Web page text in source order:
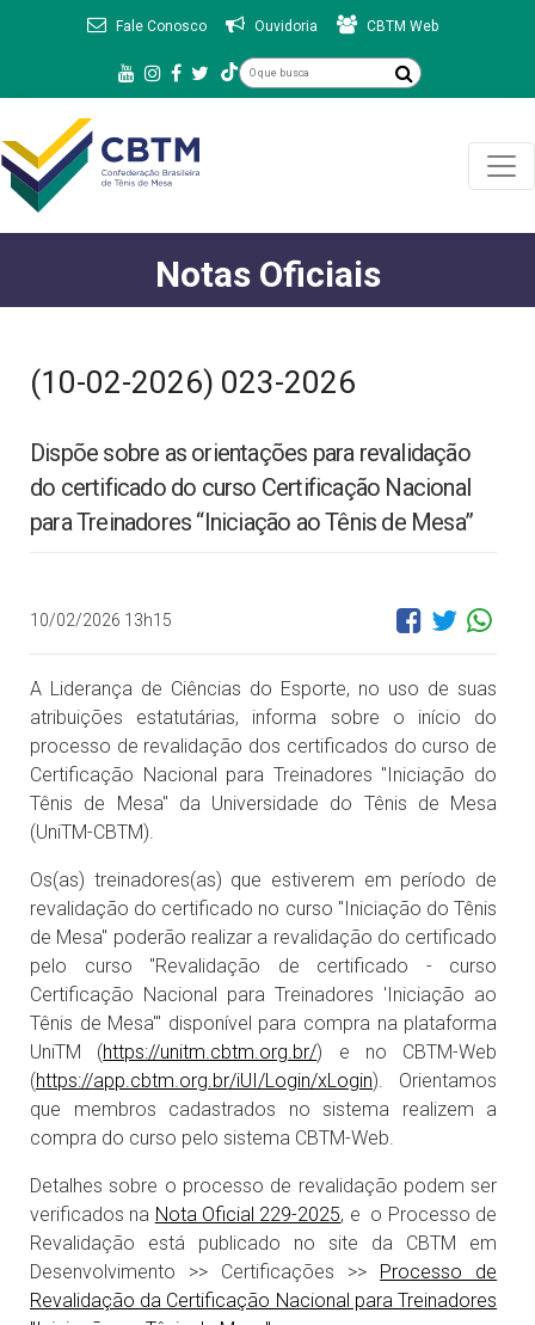
Fale Conosco Ouvidoria CBTM Web
Notas Oficiais
(10-02-2026) 023-2026
Dispõe sobre as orientações para revalidação
do certificado do curso Certificação Nacional
para Treinadores “Iniciação ao Tênis de Mesa”
10/02/2026 13h15
A Liderança de Ciências do Esporte, no uso de suas
atribuições estatutárias, informa sobre o início do
processo de revalidação dos certificados do curso de
Certificação Nacional para Treinadores "Iniciação do
Tênis de Mesa" da Universidade do Tênis de Mesa
(UniTM-CBTM).
Os(as) treinadores(as) que estiverem em período de
revalidação do certificado no curso "Iniciação do Tênis
de Mesa" poderão realizar a revalidação do certificado
pelo curso "Revalidação de certificado - curso
Certificação Nacional para Treinadores 'Iniciação ao
Tênis de Mesa'" disponível para compra na plataforma
UniTM (https://unitm.cbtm.org.br/) e no CBTM-Web
(https://app.cbtm.org.br/iUI/Login/xLogin). Orientamos
que membros cadastrados no sistema realizem a
compra do curso pelo sistema CBTM-Web.
Detalhes sobre o processo de revalidação podem ser
verificados na Nota Oficial 229-2025, e o Processo de
Revalidação está publicado no site da CBTM em
Desenvolvimento >> Certificações >> Processo de
Revalidação da Certificação Nacional para Treinadores